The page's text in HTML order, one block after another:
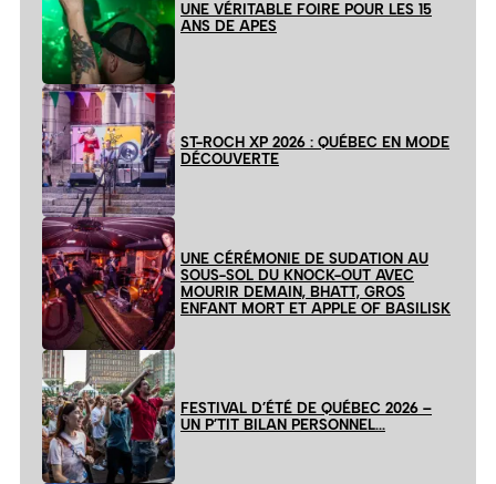
UNE VÉRITABLE FOIRE POUR LES 15
ANS DE APES
ST-ROCH XP 2026 : QUÉBEC EN MODE
DÉCOUVERTE
UNE CÉRÉMONIE DE SUDATION AU
SOUS-SOL DU KNOCK-OUT AVEC
MOURIR DEMAIN, BHATT, GROS
ENFANT MORT ET APPLE OF BASILISK
FESTIVAL D’ÉTÉ DE QUÉBEC 2026 –
UN P’TIT BILAN PERSONNEL…